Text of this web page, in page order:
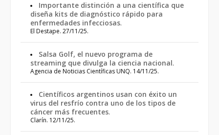
Importante distinción a una científica que
diseña kits de diagnóstico rápido para
enfermedades infecciosas.
El Destape. 27/11/25.
Salsa Golf, el nuevo programa de
streaming que divulga la ciencia nacional.
Agencia de Noticias Científicas UNQ. 14/11/25.
Científicos argentinos usan con éxito un
virus del resfrío contra uno de los tipos de
cáncer más frecuentes.
Clarín. 12/11/25.